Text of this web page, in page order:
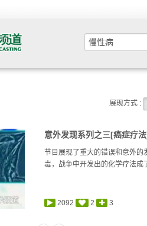
展现方式 :
意外发现系列之三[癌症疗
节目展现了重大的错误和意外
毒，战争中开发出的化学疗法成
2092 2 3